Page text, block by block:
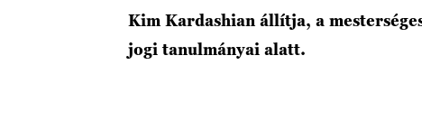
Kim Kardashian állítja, a
jogi tanulmányai alatt.